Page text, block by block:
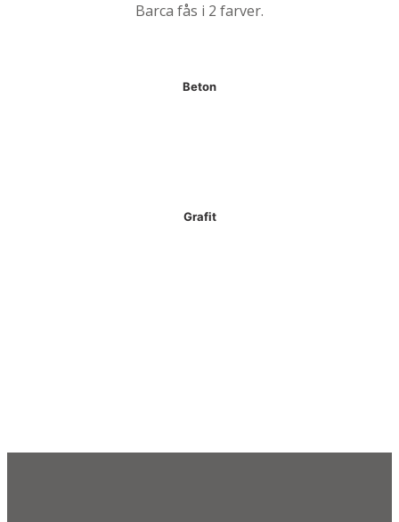
Barca fås i 2 farver.
Beton
Grafit